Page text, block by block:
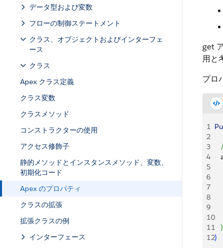
データ型および変数
フローの制御ステートメント
クラス、オブジェクトおよびインターフェ
ース
クラス
Apex クラス定義
クラス変数
クラスメソッド
コンストラクターの使用
アクセス修飾子
静的メソッドとインスタンスメソッド、変数、
初期化コード
Apex のプロパティ
クラスの拡張
拡張クラスの例
インターフェース
get
用と
プロ
1
2
3
4
5
6
7
8
9
10
11
}
12}